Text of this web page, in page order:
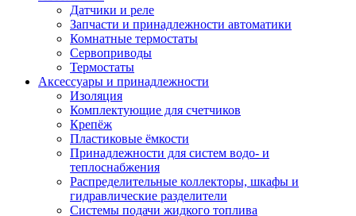
Датчики и реле
Запчасти и принадлежности автоматики
Комнатные термостаты
Сервоприводы
Термостаты
Аксессуары и принадлежности
Изоляция
Комплектующие для счетчиков
Крепёж
Пластиковые ёмкости
Принадлежности для систем водо- и
теплоснабжения
Распределительные коллекторы, шкафы и
гидравлические разделители
Системы подачи жидкого топлива